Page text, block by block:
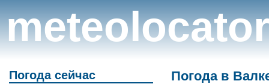
meteolocator
Погода сейчас Погода в